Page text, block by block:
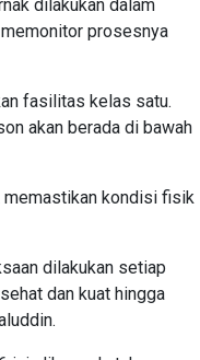
dilakukan dalam
prosesnya
fasilitas kelas satu.
akan berada di bawah
memastikan kondisi fisik
dilakukan setiap
dan kuat hingga